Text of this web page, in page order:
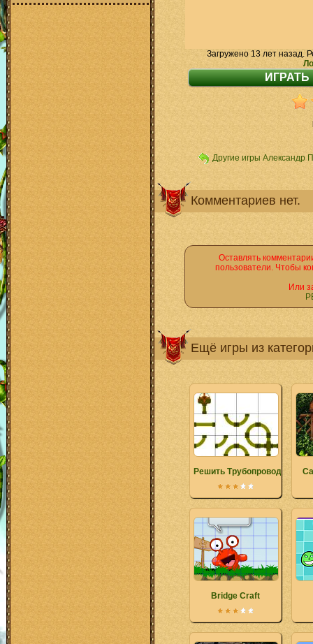
Загружено 13 лет назад.
Другие игры Александр
Комментариев нет.
Оставлять
пользователи. Чтобы
Или
Ещё игры из
Решить Трубопровод
Bridge Craft